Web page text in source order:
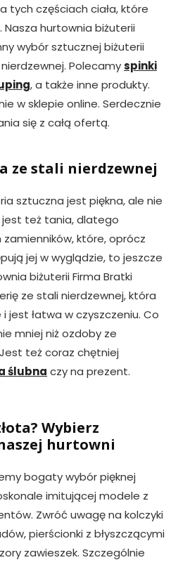
tych częściach ciała, które
hurtownia biżuterii
wybór sztucznej biżuterii
Polecamyspinki
, a także inne produkty.
w sklepie online. Serdecznie
się z całą ofertą.
ze stali nierdzewnej
sztuczna jest piękna, ale nie
jest też tania, dlatego
które, oprócz
jej w wyglądzie, to jeszcze
biżuterii Firma Bratki
ze stali nierdzewnej, która
jest łatwa w czyszczeniu. Co
mniej niż ozdoby ze
też coraz chętniej
ślubna czy na prezent.
Wybierz
hurtowni
bogaty wybór pięknej
imitującej modele z
Zwróć uwagę na kolczyki
pierścionki z błyszczącymi
zawieszek. Szczególnie